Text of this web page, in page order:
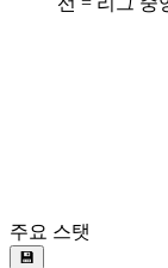
주요 스탯
💾